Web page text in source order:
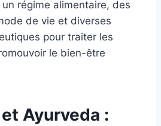
régime alimentaire, des
de vie et diverses
pour traiter les
le bien-être
Ayurveda :